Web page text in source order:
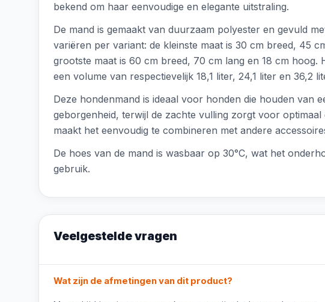
bekend om haar eenvoudige en elegante uitstraling.
De mand is gemaakt van duurzaam polyester en gevuld
variëren per variant: de kleinste maat is 30 cm breed, 45
grootste maat is 60 cm breed, 70 cm lang en 18 cm hoog.
een volume van respectievelijk 18,1 liter, 24,1 liter en 36,2
Deze hondenmand is ideaal voor honden die houden van
geborgenheid, terwijl de zachte vulling zorgt voor
maakt het eenvoudig te combineren met andere
De hoes van de mand is wasbaar op 30°C, wat het
gebruik.
Veelgestelde vragen
Wat zijn de afmetingen van dit product?